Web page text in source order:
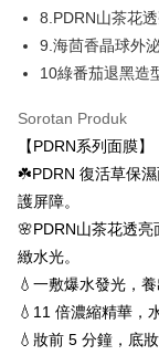
pembayaran di
dalam talian dengan
AFTEE.
bagaimanapun, bagi
sehingga 45 hari.
ditambah dengan
boleh melanjutkan
pesanan. Walau
menerima pesanan
prapesanan atau
lama untuk dihantar).
kepada AFTEE
付款後全家取貨
NT$100/pesanan |
NT$600 atau lebih
萊爾富取貨付款
NT$100/pesanan |
NT$600 atau lebih
付款後萊爾富取貨
NT$100/pesanan |
NT$600 atau lebih
7-11付款取貨
NT$100/pesanan |
8.PDRN山茶花
9.海茴香晶球外
10綠番茄退黑造
Sorotan Produk
【PDRN系列面膜】
☘️PDRN 復活草保
護屏障。
🌸PDRN山茶花透
緻水光。
💧一敷爆水發光，
💧11 倍濃縮精華，
💧妝前 5 分鐘，底